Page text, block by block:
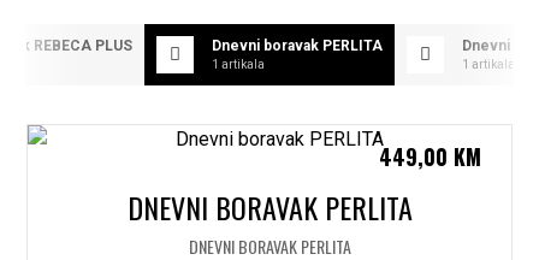
REBECA PLUS Dnevni boravak PERLITA
1 artikala
Dnevni
1 artikala
DNEVNI BORAVAK PERLITA
DNEVNI BORAVAK PERLITA
449,00 KM